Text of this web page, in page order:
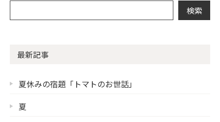
最新記事
夏休みの宿題「トマトのお世話」
夏